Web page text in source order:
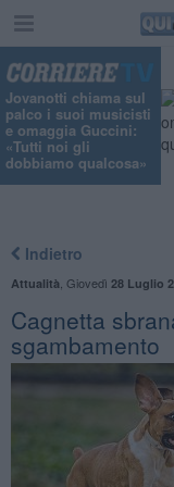
Jovanotti chiama sul
palco i suoi musicisti
e omaggia Guccini:
«Tutti noi gli
dobbiamo qualcosa»
Indietro
Attualità Giovedì 28 Luglio
Cagnetta
sgambamento